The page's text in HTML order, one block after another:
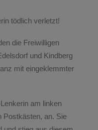
tödlich verletzt!
die Freiwilligen
und Kindberg
mit eingeklemmter
am linken
Postkästen, an. Sie